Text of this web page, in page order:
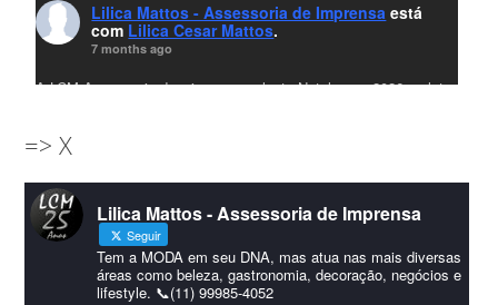
Lilica Mattos - Assessoria de Imprensa está
com Lilica Cesar Mattos.
7 months ago
A LCM Assessoria deseja um excelente Natal e um 2026 repleto
amigos que sempre nos acompanham!🎄✨🥂❤️
#lcmassessoriassessoria#natal #merrychristmas #felizanonovo
#HappyNewYear
Foto
Visualizar no Facebook · Compartilhar
=> X
Lilica Mattos - Assessoria de Imprensa
Seguir
Tem a MODA em seu DNA, mas atua nas mais diversas
áreas como beleza, gastronomia, decoração, negócios e
lifestyle. 📞(11) 99985-4052